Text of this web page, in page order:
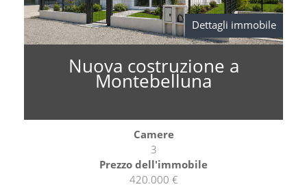
Dettagli immobile
Nuova costruzione a
Montebelluna
Camere
3
Prezzo dell'immobile
420.000 €